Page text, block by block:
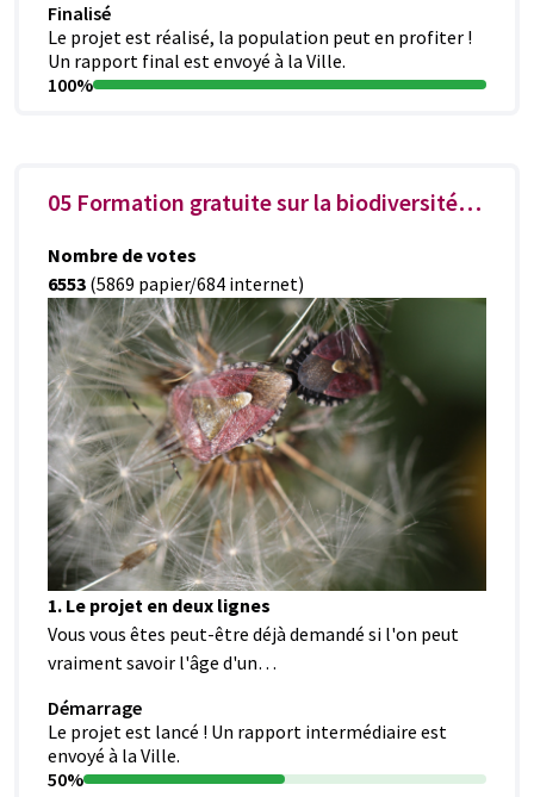
Finalisé
Le projet est réalisé, la population peut en profiter !
Un rapport final est envoyé à la Ville.
100%
05 Formation gratuite sur la biodiversité en ville
Nombre de votes
6553 (5869 papier/684 internet)
1. Le projet en deux lignes
Vous vous êtes peut-être déjà demandé si l'on peut
vraiment savoir l'âge d'un…
Démarrage
Le projet est lancé ! Un rapport intermédiaire est
envoyé à la Ville.
50%